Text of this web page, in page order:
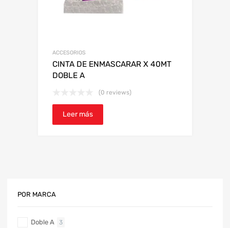
ACCESORIOS
CINTA DE ENMASCARAR X 40MT
DOBLE A
(0 reviews)
Leer más
POR MARCA
Doble A 3